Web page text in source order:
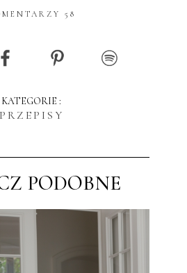
58
KATEGORIE :
PRZEPISY
PODOBNE